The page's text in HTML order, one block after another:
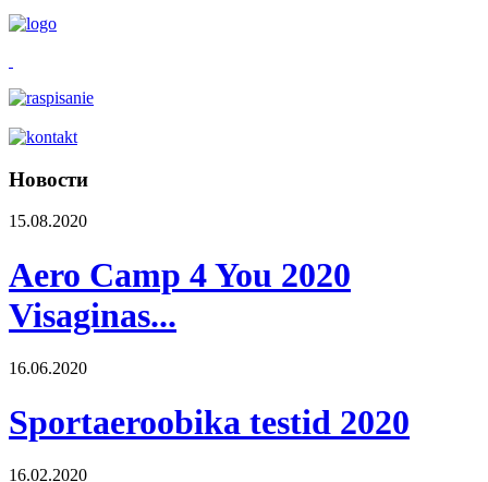
Новости
15.08.2020
Aero Camp 4 You 2020
Visaginas...
16.06.2020
Sportaeroobika testid 2020
16.02.2020